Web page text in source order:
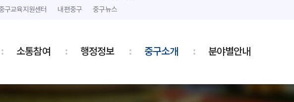
구교육지원센터 내편중구 중구뉴스
소통참여 행정정보 중구소개 분야별안내